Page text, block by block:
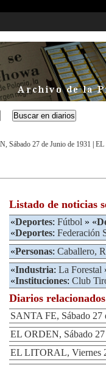
Sábado 27 de Junio de 1931 EL
Listado de noticias
«Deportes: Fútbol » «
«Deportes: Federación
«Personas: Caballero,
«Industria: La Forestal
«Instituciones: Club
Diarios relacionados
SANTA FE, Sábado 27
EL ORDEN, Sábado 27
EL LITORAL, Viernes